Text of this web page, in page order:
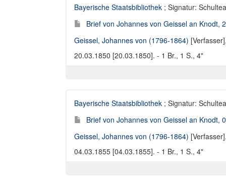
Bayerische Staatsbibliothek ; Signatur:
Brief von Johannes von Geissel an Knodt,
Geissel, Johannes von (1796-1864)
20.03.1850 [20.03.1850]. - 1 Br., 1 S., 4"
Bayerische Staatsbibliothek ; Signatur:
Brief von Johannes von Geissel an Knodt,
Geissel, Johannes von (1796-1864)
04.03.1855 [04.03.1855]. - 1 Br., 1 S., 4"